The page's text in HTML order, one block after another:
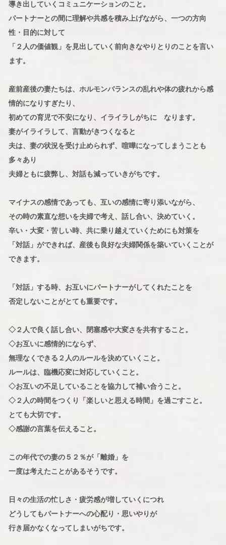
導き出していくコミュニケーションのこと。
パートナーとの間に理解や共感を積み上げながら、一つの方向
性・目的に対して
「２人の価値観」を見出していく前向きなやりとりのことを言い
ます。
産前産後の妻たちは、ホルモンバランスの乱れや体の疲れから感
情的になりすぎたり、
初めての育児で不安になり、イライラしがちに なります。
妻がイライラして、言動がきつくなると
夫は、妻の状況を受け止められず、喧嘩になってしまうことも
多々あり
夫婦ともに疲弊し、対話も減っていきがちです。
マイナスの感情であっても、互いの感情に寄り添いながら、
その時の素直な想いを夫婦で考え、話し合い、決めていく。
辛い・大変・苦しい時、共に乗り越えていくためにも対策を
「対話」ができれば、産後も良好な夫婦関係を築いていくことが
できます。
「対話」する時、お互いにパートナーがしてくれたことを
否定しないことがとても重要です。
◇２人で良く話し合い、閉塞感や大変さを共有すること。
◇お互いに感情的にならず、
無理なくできる２人のルールを決めていくこと。
ルールは、臨機応変に対応していくこと。
◇お互いの不足していることを協力して補い合うこと。
◇２人の時間をつくり「楽しいと思える時間」を過ごすこと。
とても大切です。
◇感謝の言葉を伝えること。
この年代での妻の５２％が「離婚」を
一度は考えたことがあるそうです。
日々の生活の忙しさ・疲労感が増していくにつれ
どうしてもパートナーへの心配り・思いやりが
行き届かなくなってしまいがちです。